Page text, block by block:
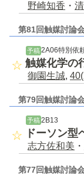
野崎知香 ・
第81回触媒討論
予稿2A06特別依
触媒化学の
御園生誠,
第79回触媒討論
予稿 2B13
ドーソン
志方佐和美 ・
第77回触媒討論